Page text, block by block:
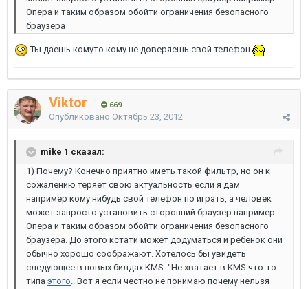
Опера и таким образом обойти ограничения безопасного
браузера
Ты даешь комуто кому не доверяешь свой телефон
Viktor 669
Опубликовано Октябрь 23, 2012
mike 1 сказал:
1) Почему? Конечно приятно иметь такой фильтр, но он к
сожалению теряет свою актуальность если я дам
например кому нибудь свой телефон по играть, а человек
может запросто установить сторонний браузер например
Опера и таким образом обойти ограничения безопасного
браузера. До этого кстати может додуматься и ребенок они
обычно хорошо соображают. Хотелось бы увидеть
следующее в новых билдах KMS: "Не хватает в KMS что-то
типа этого.. Вот я если честно не понимаю почему нельзя